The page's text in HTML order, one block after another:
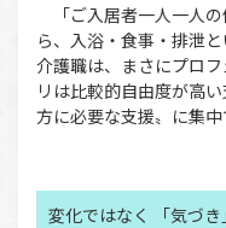
「ご入居者一人一人
ら、入浴・食事・排泄
介護職は、まさにプロ
リは比較的自由度が高
方に必要な支援〟に集中
変化ではなく 「気づ